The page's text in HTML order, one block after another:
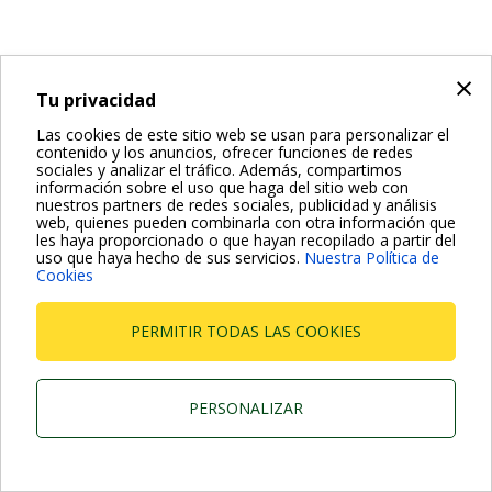
×
Tu privacidad
Las cookies de este sitio web se usan para personalizar el
contenido y los anuncios, ofrecer funciones de redes
sociales y analizar el tráfico. Además, compartimos
información sobre el uso que haga del sitio web con
nuestros partners de redes sociales, publicidad y análisis
web, quienes pueden combinarla con otra información que
les haya proporcionado o que hayan recopilado a partir del
uso que haya hecho de sus servicios. Nuestra Política de
Cookies
PERMITIR TODAS LAS COOKIES
PERSONALIZAR